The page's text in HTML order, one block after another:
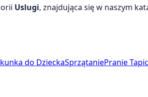
Uslugi, znajdująca się w naszym
do DzieckaSprzątaniePranie